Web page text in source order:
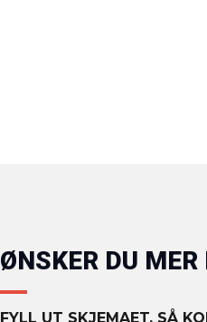
ØNSKER DU
FYLL UT SKJEMAET, SÅ